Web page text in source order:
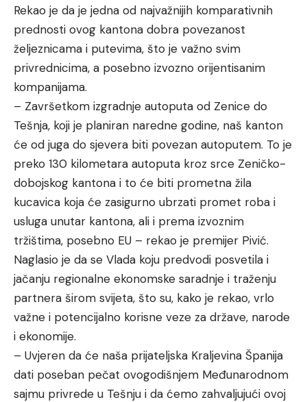
Rekao je da je jedna od najvažnijih komparativnih
prednosti ovog kantona dobra povezanost
željeznicama i putevima, što je važno svim
privrednicima, a posebno izvozno orijentisanim
kompanijama.
– Završetkom izgradnje autoputa od Zenice do
Tešnja, koji je planiran naredne godine, naš kanton
će od juga do sjevera biti povezan autoputem. To je
preko 130 kilometara autoputa kroz srce Zeničko-
dobojskog kantona i to će biti prometna žila
kucavica koja će zasigurno ubrzati promet roba i
usluga unutar kantona, ali i prema izvoznim
tržištima, posebno EU – rekao je premijer Pivić.
Naglasio je da se Vlada koju predvodi posvetila i
jačanju regionalne ekonomske saradnje i traženju
partnera širom svijeta, što su, kako je rekao, vrlo
važne i potencijalno korisne veze za države, narode
i ekonomije.
– Uvjeren da će naša prijateljska Kraljevina Španija
dati poseban pečat ovogodišnjem Međunarodnom
sajmu privrede u Tešnju i da ćemo zahvaljujući ovoj